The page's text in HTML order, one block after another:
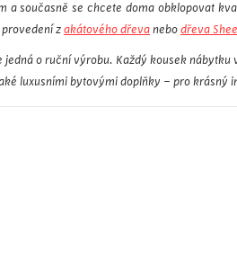
současně se chcete doma obklopovat
z akátového dřeva nebo dřeva
o ruční výrobu. Každý kousek
luxusními bytovými doplňky – pro krásný